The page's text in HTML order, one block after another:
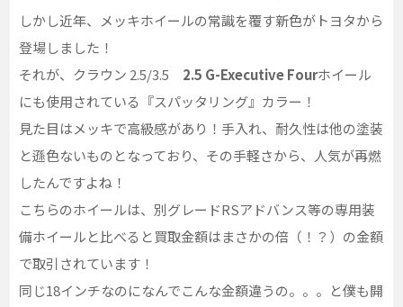
しかし近年、メッキホイールの常識を覆す新色がトヨタから
登場しました！
それが、クラウン 2.5/3.5 2.5 G-Executive Fourホイール
にも使用されている『スパッタリング』カラー！
見た目はメッキで高級感があり！手入れ、耐久性は他の塗装
と遜色ないものとなっており、その手軽さから、人気が再燃
したんですよね！
こちらのホイールは、別グレードRSアドバンス等の専用装
備ホイールと比べると買取金額はまさかの倍（！？）の金額
で取引されています！
同じ18インチなのになんでこんな金額違うの。。。と僕も開